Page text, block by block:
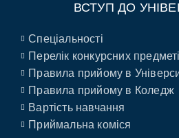
ВСТУП ДО
Спеціальності
Перелік конкурсних
Правила прийому в
Правила прийому в Коледж
Вартість навчання
Приймальна коміся